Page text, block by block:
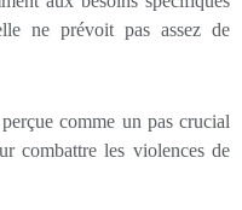
ne prévoit pas assez de
comme un pas crucial
combattre les violences de